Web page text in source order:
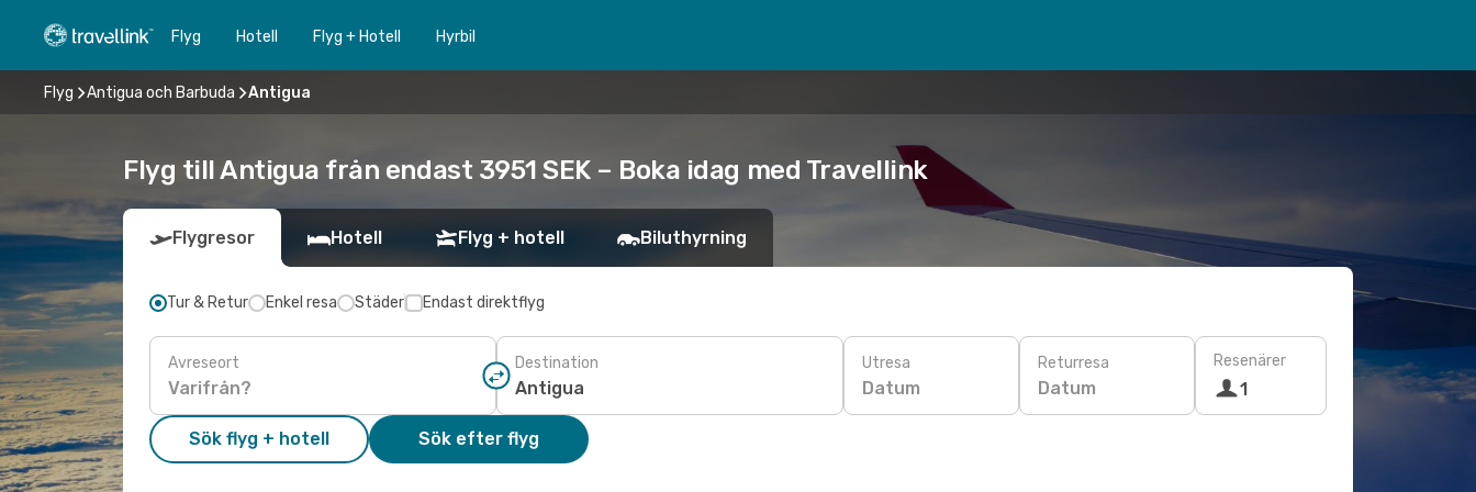
Flyg Hotell Flyg + Hotell Hyrbil
Flyg Antigua och Barbuda Antigua
Flyg till Antigua från endast 3951 SEK – Boka idag med Travellink
Flygresor Hotell Flyg + hotell Biluthyrning
Tur & Retur Enkel resa Städer Endast direktflyg
Avreseort Destination Utresa
Datum
Returresa
Datum
Resenärer
1
Sök flyg + hotell Sök efter flyg